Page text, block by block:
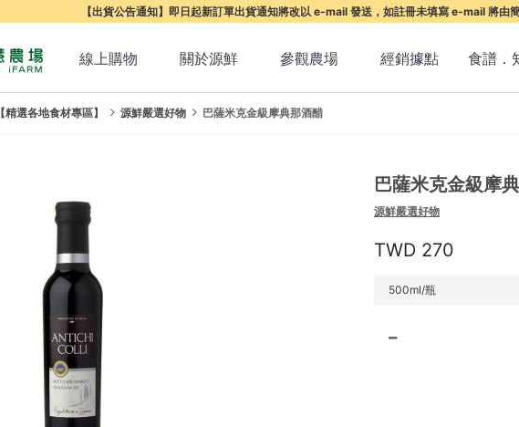
【出貨公告通知】即日起新訂單出貨通知將改以 e-mail 發送，如註冊未填寫 e-mail 將由簡
線上購物 關於源鮮 參觀農場 經銷據點 食譜．
【精選各地食材專區】 源鮮嚴選好物 巴薩米克金級摩典那酒醋
巴薩米克金級摩
源鮮嚴選好物
270
500ml/瓶